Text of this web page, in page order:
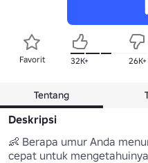
Favorit 32K+ 26K+
Tentang
Deskripsi
👶 Berapa umur Anda
cepat untuk